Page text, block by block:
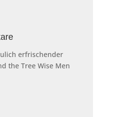
erfrischender
the Tree Wise Men